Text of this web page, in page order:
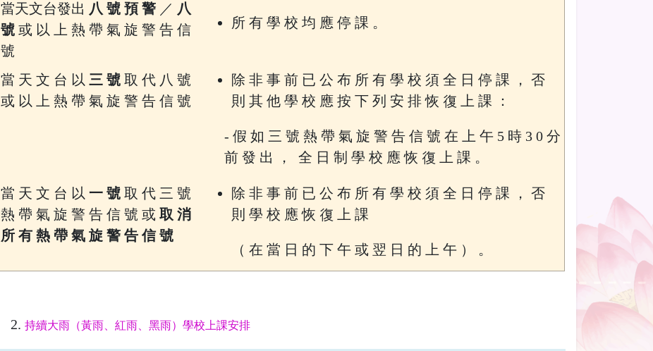
當天文台發出 八 號 預 警 ／ 八
號 或 以 上 熱 帶 氣 旋 警 告 信
號
所 有 學 校 均 應 停 課 。
當 天 文 台 以三 號 取 代 八 號
或 以 上 熱 帶 氣 旋 警 告 信 號
除 非 事 前 已 公 布 所 有 學 校 須 全 日 停 課 ， 否
則 其 他 學 校 應 按 下 列 安 排 恢 復 上 課 ：
- 假 如 三 號 熱 帶 氣 旋 警 告 信 號 在 上 午 5 時 3 0 分
前 發 出 ， 全 日 制 學 校 應 恢 復 上 課 。
當 天 文 台 以 一 號 取 代 三 號
熱 帶 氣 旋 警 告 信 號 或取 消
所 有 熱 帶 氣 旋 警 告 信 號
除 非 事 前 已 公 布 所 有 學 校 須 全 日 停 課 ， 否
則 學 校 應 恢 復 上 課
（ 在 當 日 的 下 午 或 翌 日 的 上 午 ） 。
持續大雨（黃雨、紅雨、黑雨）學校上課安排